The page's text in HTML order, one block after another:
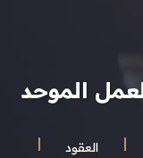
الموحد
العقود